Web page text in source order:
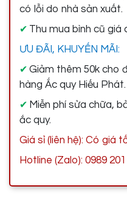
có lỗi do nhà sản xuất.
✔ Thu mua bình cũ giá
ƯU ĐÃI, KHUYẾN MÃI:
✔ Giảm thêm 50k cho
hàng Ắc quy Hiếu Phát.
✔ Miễn phí sửa chữa,
ắc quy.
Giá sỉ (liên hệ): Có giá
Hotline (Zalo): 0989